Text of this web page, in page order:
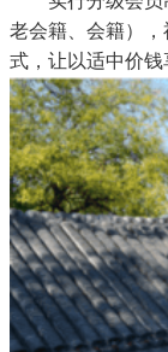
老会籍、会籍）
式，让以适中价